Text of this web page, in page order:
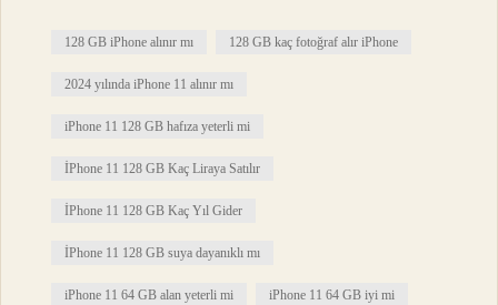
128 GB iPhone alınır mı 128 GB kaç fotoğraf alır iPhone
2024 yılında iPhone 11 alınır mı
iPhone 11 128 GB hafıza yeterli mi
İPhone 11 128 GB Kaç Liraya Satılır
İPhone 11 128 GB Kaç Yıl Gider
İPhone 11 128 GB suya dayanıklı mı
iPhone 11 64 GB alan yeterli mi iPhone 11 64 GB iyi mi